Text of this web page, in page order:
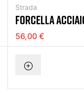
Strada
FORCELLA
56,00 €